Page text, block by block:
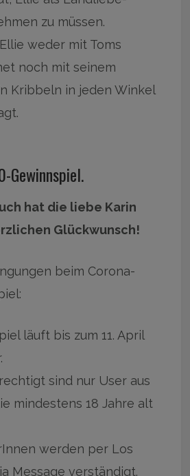
zu müssen.
weder mit Toms
noch mit seinem
Kribbeln in jeden Winkel
Gewinnspiel.
hat die liebe Karin
Glückwunsch!
beim Corona-
läuft bis zum 11. April
sind nur User aus
mindestens 18 Jahre alt
werden per Los
Message verständigt.